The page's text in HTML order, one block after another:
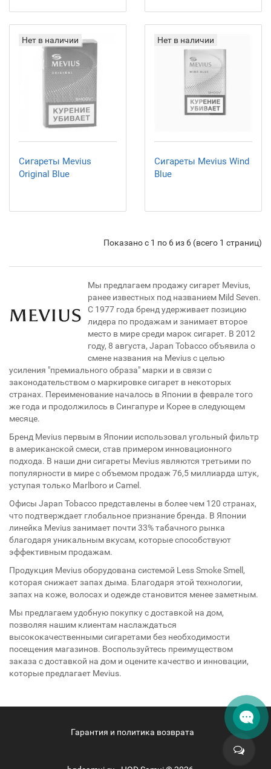
Нет в наличии
Сигареты Mevius
Original Blue
Нет в наличии
Сигареты Mevius Wind
Blue
Показано с 1 по 6 из 6 (всего 1 страниц)
Мы предлагаем продажу сигарет Mevius,
ранее известных под названием Mild Seven.
С 1977 года бренд удерживает позицию
лидера по продажам и занимает второе
место в мире среди марок сигарет. В 2012
году, 8 августа, Japan Tobacco объявила о
смене названия на Mevius с целью
усиления "премиального образа" марки и в связи с
законодательством о маркировке сигарет в некоторых
странах. Переименование началось в Японии в феврале того
же года и продолжилось в Сингапуре и Корее в следующем
месяце.
Бренд Mevius первым в Японии использовал угольный фильтр
в американской смеси, став примером инновационного
подхода. В наши дни сигареты Mevius являются третьими по
популярности в мире с объемом продаж 76,5 миллиарда штук,
уступая только Marlboro и Camel.
Офисы Japan Tobacco представлены в более чем 120 странах,
что подтверждает глобальное признание бренда. В Японии
линейка Mevius занимает почти 33% табачного рынка
благодаря уникальным вкусам, которые способствуют
эффективным продажам.
Продукция Mevius оборудована системой Less Smoke Smell,
которая снижает запах дыма. Благодаря этой технологии,
запах на коже, волосах и одежде становится менее заметным.
Мы предлагаем удобную покупку с доставкой на дом,
позволяя нашим клиентам наслаждаться
высококачественными сигаретами без необходимости
посещения магазинов. Воспользуйтесь преимуществом
заказа с доставкой на дом и оцените качество и инновации,
которые предлагает Mevius.
Гарантия и политика возврата